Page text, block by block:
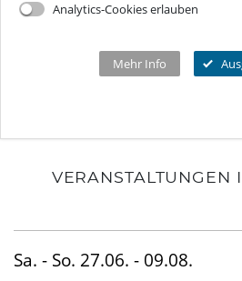
Tickets
Programmkalender
Schlosscafé
Dein Fest
FAQs Kindergeburtstage
THEATER & KULTUR
Wanderbühne Freudenberg
Anstehende
MEHR INFOS...
Öffnungszeiten
Newsletter
Filter
VERANSTALTUNGEN
Sa. - So. 27.06. - 09.08.
Analytics-Cookies erlauben
Mehr Info